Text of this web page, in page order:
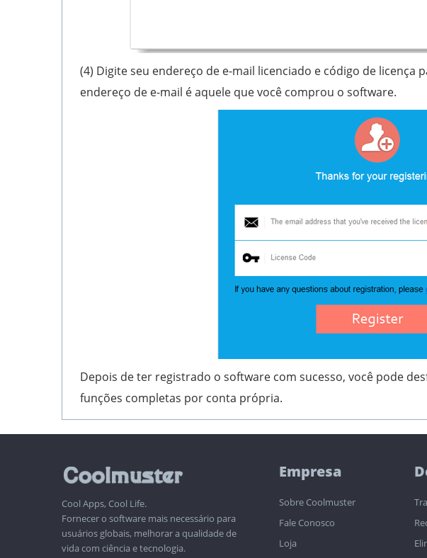
(4) Digite seu endereço de e-mail licenciado e código de
endereço de e-mail é aquele que você comprou o software.
Depois de ter registrado o software com sucesso, você pode
funções completas por conta própria.
Cool Apps, Cool Life.
Fornecer o software mais necessário para
usuários globais, melhorar a qualidade de
vida com ciência e tecnologia.
Empresa
Sobre Coolmuster
Fale Conosco
Loja